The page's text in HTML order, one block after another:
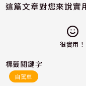
這篇文章對您來說實
很實用！
標籤關鍵字
自駕車